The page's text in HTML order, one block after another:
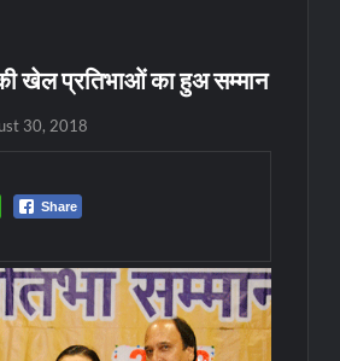
खेल प्रतिभाओं का हुअ सम्मान
30, 2018
Share